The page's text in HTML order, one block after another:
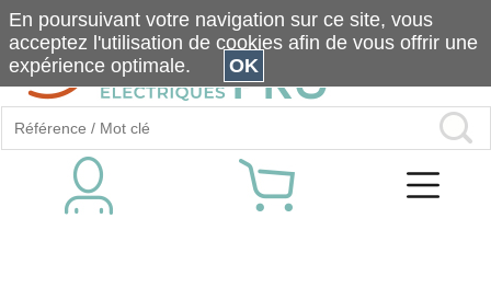
En poursuivant votre navigation sur ce site, vous
acceptez l'utilisation de cookies afin de vous offrir une
expérience optimale.
OK